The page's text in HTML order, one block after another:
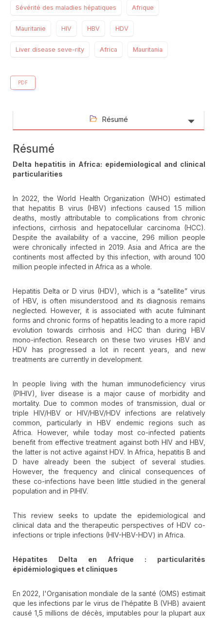
Sévérité des maladies hépatiques Afrique
Mauritanie HIV HBV HDV
Liver disease seve-rity Africa Mauritania
PDF
Résumé
Résumé
Delta hepatitis in Africa: epidemiological and clinical
particularities
In 2022, the World Health Organization (WHO) estimated
that hepatitis B virus (HBV) infections caused 1.5 million
deaths, mostly attributable to complications from chronic
infections, cirrhosis and hepatocellular carcinoma (HCC).
Despite the availability of a vaccine, 296 million people
were chronically infected in 2019. Asia and Africa are the
continents most affected by this infection, with around 100
million people infected in Africa as a whole.
Hepatitis Delta or D virus (HDV), which is a “satellite” virus
of HBV, is often misunderstood and its diagnosis remains
neglected. However, it is associated with acute fulminant
forms and chronic forms of hepatitis leading to a more rapid
evolution towards cirrhosis and HCC than during HBV
mono-infection. Research on these two viruses HBV and
HDV has progressed a lot in recent years, and new
treatments are currently in development.
In people living with the human immunodeficiency virus
(PlHIV), liver disease is a major cause of morbidity and
mortality. Due to common modes of transmission, dual or
triple HIV/HBV or HIV/HBV/HDV infections are relatively
common, particularly in HBV endemic regions such as
Africa. However, while today most co-infected patients
benefit from effective treatment against both HIV and HBV,
the latter is not active against HDV. In Africa, hepatitis B and
D have already been the subject of several studies.
However, the frequency and clinical consequences of
these co-infections have been little studied in the general
population and in PlHIV.
This review seeks to update the epidemiological and
clinical data and the therapeutic perspectives of HDV co-
infections or triple infections (HIV-HBV-HDV) in Africa.
Hépatites Delta en Afrique : particularités
épidémiologiques et cliniques
En 2022, l'Organisation mondiale de la santé (OMS) estimait
que les infections par le virus de l’hépatite B (VHB) avaient
causé 1,5 millions de décès, imputables pour la plupart aux